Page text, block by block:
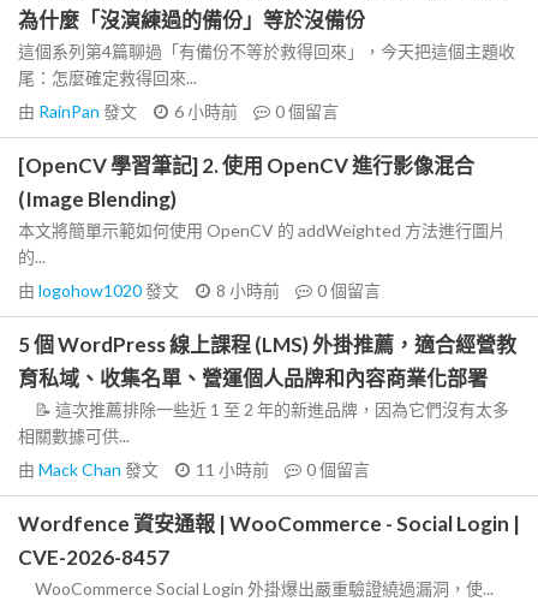
為什麼「沒演練過的備份」等於沒備份
這個系列第4篇聊過「有備份不等於救得回來」，今天把這個主題收
尾：怎麼確定救得回來...
由 RainPan 發文 6 小時前 0個留言
[OpenCV 學習筆記] 2. 使用 OpenCV 進行影像混合
(Image Blending)
本文將簡單示範如何使用 OpenCV 的 addWeighted 方法進行圖片
的...
由 logohow1020發文 8 小時前 0個留言
5 個 WordPress 線上課程 (LMS) 外掛推薦，適合經營教
育私域、收集名單、營運個人品牌和內容商業化部署
📝 這次推薦排除一些近 1 至 2 年的新進品牌，因為它們沒有太多
相關數據可供...
由 Mack Chan 發文 11 小時前 0個留言
Wordfence 資安通報 | WooCommerce - Social Login |
CVE-2026-8457
WooCommerce Social Login 外掛爆出嚴重驗證繞過漏洞，使...